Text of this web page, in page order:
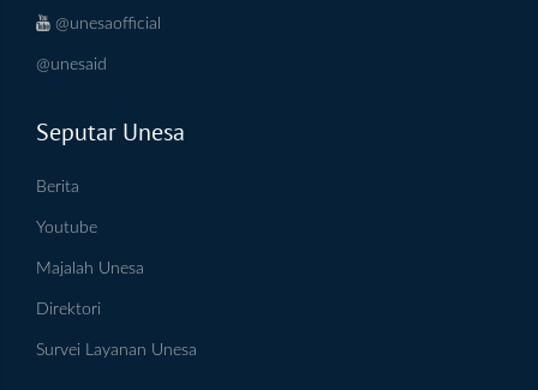
@unesaofficial
@unesaid
Seputar Unesa
Berita
Youtube
Majalah Unesa
Direktori
Survei Layanan Unesa